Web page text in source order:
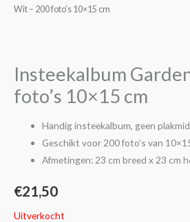
Wit – 200 foto’s 10×15 cm
Insteekalbum
foto’s 10×15 cm
Handig insteekalbum, geen
Geschikt voor 200 foto’s van
Afmetingen: 23 cm breed x 23 cm
€21,50
Uitverkocht